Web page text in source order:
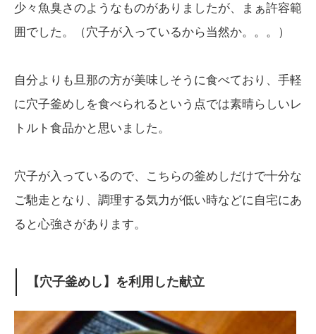
少々魚臭さのようなものがありましたが、まぁ許容範
囲でした。（穴子が入っているから当然か。。。）
自分よりも旦那の方が美味しそうに食べており、手軽
に穴子釜めしを食べられるという点では素晴らしいレ
トルト食品かと思いました。
穴子が入っているので、こちらの釜めしだけで十分な
ご馳走となり、調理する気力が低い時などに自宅にあ
ると心強さがあります。
【穴子釜めし】を利用した献立